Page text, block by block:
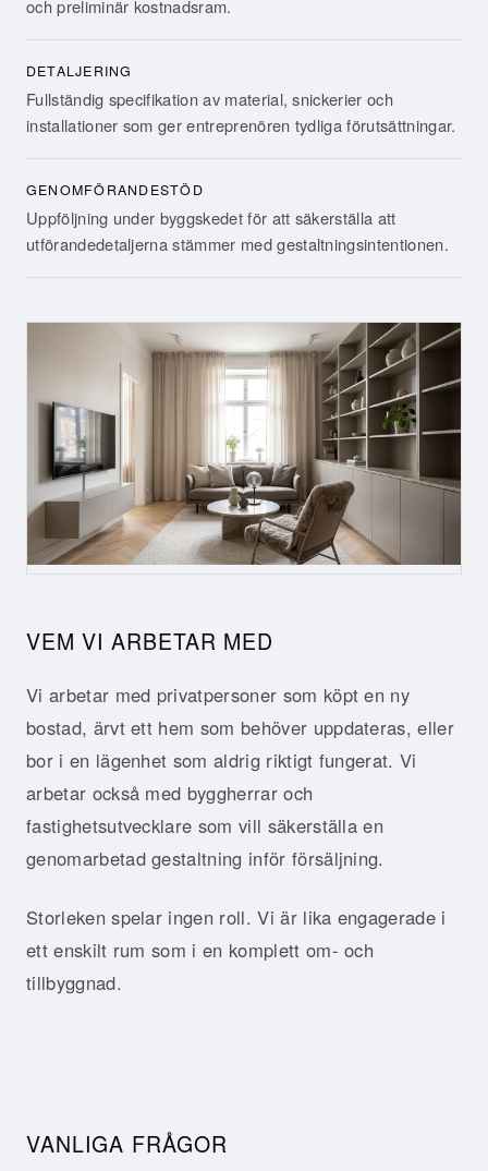
och preliminär kostnadsram.
DETALJERING
Fullständig specifikation av material, snickerier och
installationer som ger entreprenören tydliga förutsättningar.
GENOMFÖRANDESTÖD
Uppföljning under byggskedet för att säkerställa att
utförandedetaljerna stämmer med gestaltningsintentionen.
VEM VI ARBETAR MED
Vi arbetar med privatpersoner som köpt en ny
bostad, ärvt ett hem som behöver uppdateras, eller
bor i en lägenhet som aldrig riktigt fungerat. Vi
arbetar också med byggherrar och
fastighetsutvecklare som vill säkerställa en
genomarbetad gestaltning inför försäljning.
Storleken spelar ingen roll. Vi är lika engagerade i
ett enskilt rum som i en komplett om- och
tillbyggnad.
VANLIGA FRÅGOR